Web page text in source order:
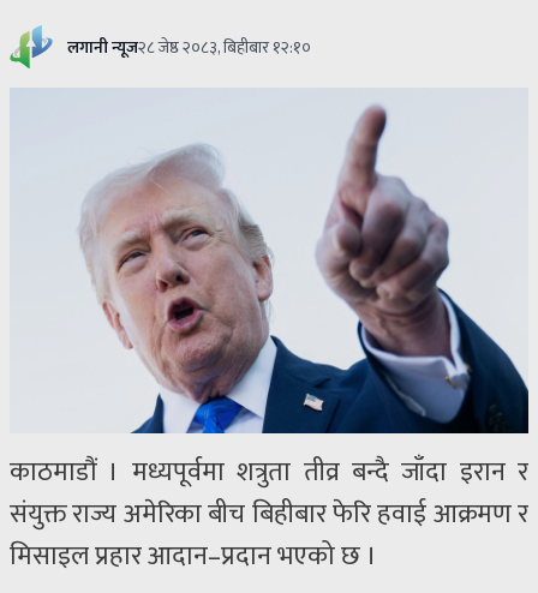
लगानी न्यूज२८ जेष्ठ २०८३, बिहीबार १२:१०
काठमाडौं । मध्यपूर्वमा शत्रुता तीव्र बन्दै जाँदा इरान र
संयुक्त राज्य अमेरिका बीच बिहीबार फेरि हवाई आक्रमण र
मिसाइल प्रहार आदान–प्रदान भएको छ ।